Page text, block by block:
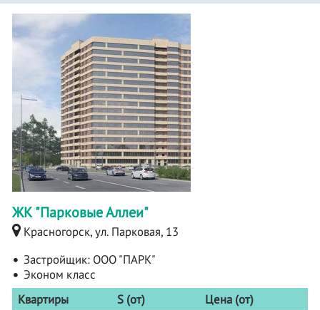
ЖК "Парковые Аллеи"
Красногорск, ул. Парковая, 13
Застройщик: ООО "ПАРК"
Эконом класс
Квартиры
S (от)
Цена (от)